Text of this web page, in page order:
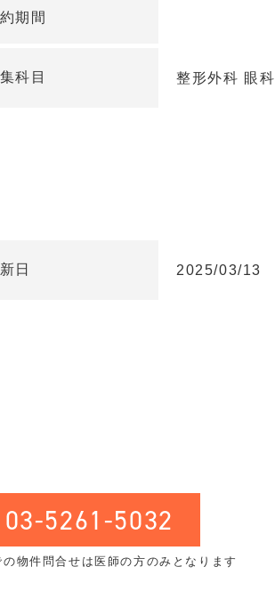
期間
科目 整形外科 眼科
日 2025/03/13
03-5261-5032
の物件問合せは医師の方のみとなります